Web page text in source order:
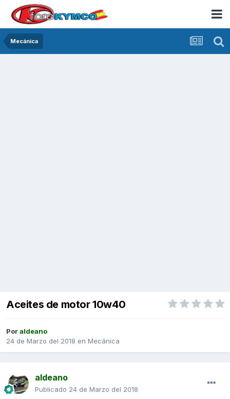
Mecánica
Aceites de motor 10w40
Poraldeano
24 de Marzo del 2018 en Mecánica
aldeano
Publicado 24 de Marzo del 2018